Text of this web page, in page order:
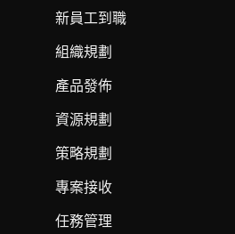
新員工到職
組織規劃
產品發佈
資源規劃
策略規劃
專案接收
任務管理